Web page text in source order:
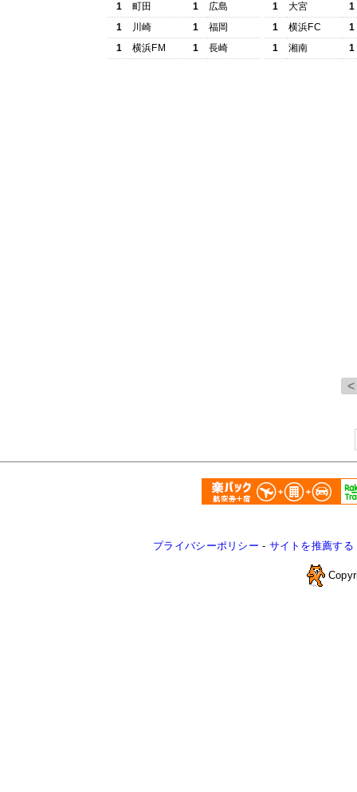
1
町田 1
広島
1
川崎 1
福岡
1
横浜FM 1 長崎
1
大宮
1
1
横浜FC
1
1
湘南 1
プライバシーポリシー - サイトを推薦する